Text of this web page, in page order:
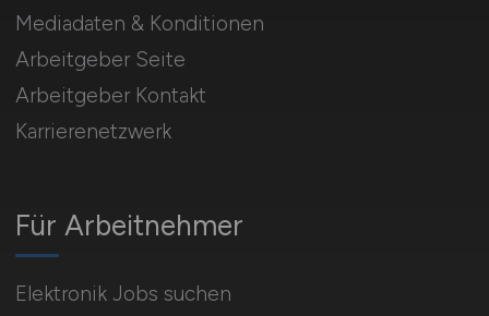
Für Arbeitnehmer
Elektronik Jobs suchen
Mediadaten & Konditionen
Arbeitgeber Seite
Arbeitgeber Kontakt
Karrierenetzwerk